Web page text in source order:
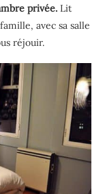
privée. Lit
avec sa salle
réjouir.